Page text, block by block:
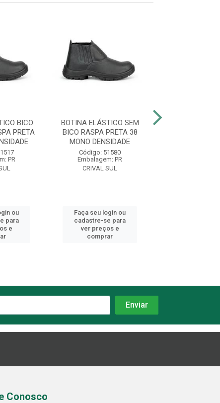
BICO
PRETA
PR
ou
para
e
BOTINA ELÁSTICO SEM
BICO RASPA PRETA 38
MONO DENSIDADE
Código: 51580
Embalagem: PR
CRIVAL SUL
Faça seu login ou
cadastre-se para
ver preços e
comprar
Conosco